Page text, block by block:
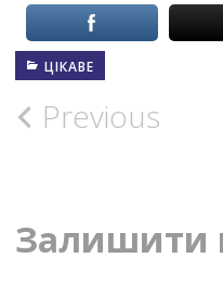
ЦІКАВЕ
Post
Previous
Залишити